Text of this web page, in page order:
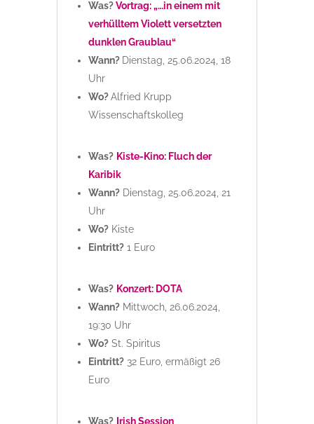
Was?Vortrag: „…in einem mit
verhülltem Violett versetzten
dunklen Graublau“
Wann? Dienstag, 25.06.2024, 18
Uhr
Wo?Alfried Krupp
Wissenschaftskolleg
Was? Kiste-Kino: Fluch der
Karibik
Wann?Dienstag, 25.06.2024, 21
Uhr
Wo?Kiste
Eintritt?1 Euro
Was? Konzert: DOTA
Wann?Mittwoch, 26.06.2024,
19:30 Uhr
Wo?St. Spiritus
Eintritt?32 Euro, ermäßigt 26
Euro
Was? Irish Session